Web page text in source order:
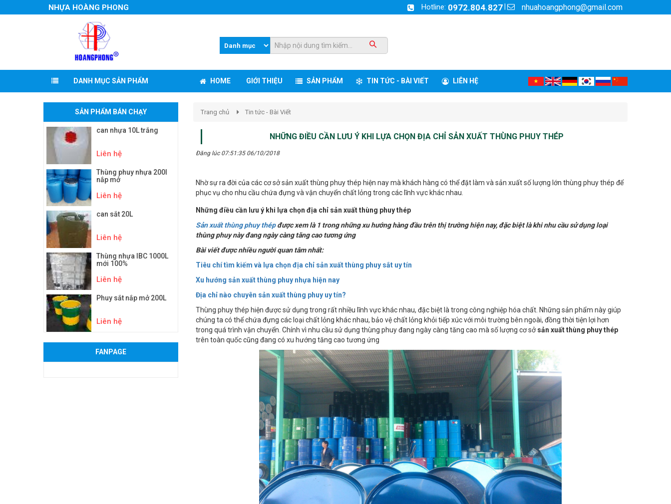
NHỰA HOÀNG PHONG Hotline: 0972.804.827 nhuahoangphong@gmail.com
DANH MỤC SẢN PHẨM HOME GIỚI THIỆU SẢN PHẨM TIN TỨC - BÀI VIẾT LIÊN HỆ
SẢN PHẨM BÁN CHẠY
can nhựa 10L trắng
Liên hệ
Thùng phuy nhựa 200l
nắp mở
Liên hệ
can sắt 20L
Liên hệ
Thùng nhựa IBC 1000L
mới 100%
Liên hệ
Phuy sắt nắp mở 200L
Liên hệ
FANPAGE
Trang chủ Tin tức - Bài Viết
NHỮNG ĐIỀU CẦN LƯU Ý KHI LỰA CHỌN ĐỊA CHỈ SẢN XUẤT THÙNG PHUY THÉP
Đăng lúc 07:51:35 06/10/2018
Nhờ sự ra đời của các cơ sở sản xuất thùng phuy thép hiện nay mà khách hàng có thể đặt làm và sản xuất số lượng lớn thùng phuy thép để
phục vụ cho nhu cầu chứa đựng và vận chuyển chất lỏng trong các lĩnh vực khác nhau.
Những điều cần lưu ý khi lựa chọn địa chỉ sản xuất thùng phuy thép
Sản xuất thùng phuy thépđược xem là 1 trong những xu hướng hàng đầu trên thị trường hiện nay, đặc biệt là khi nhu cầu sử dụng loại
thùng phuy này đang ngày càng tăng cao tương ứng
Bài viết được nhiều người quan tâm nhất:
Tiêu chí tìm kiếm và lựa chọn địa chỉ sản xuất thùng phuy sắt uy tín
Xu hướng sản xuất thùng phuy nhựa hiện nay
Địa chỉ nào chuyên sản xuất thùng phuy uy tín?
Thùng phuy thép hiện được sử dụng trong rất nhiều lĩnh vực khác nhau, đặc biệt là trong công nghiệp hóa chất. Những sản phẩm này giúp
chúng ta có thể chứa đựng các loại chất lỏng khác nhau, bảo vệ chất lỏng khỏi tiếp xúc với môi trường bên ngoài, đồng thời tiện lợi hơn
trong quá trình vận chuyển. Chính vì nhu cầu sử dụng thùng phuy đang ngày càng tăng cao mà số lượng cơ sởsản xuất thùng phuy thép
trên toàn quốc cũng đang có xu hướng tăng cao tương ứng